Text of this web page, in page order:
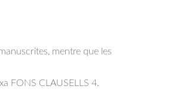
mentre que les
FONS CLAUSELLS 4.